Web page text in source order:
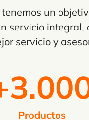
un
servicio integral,
servicio y
Productos